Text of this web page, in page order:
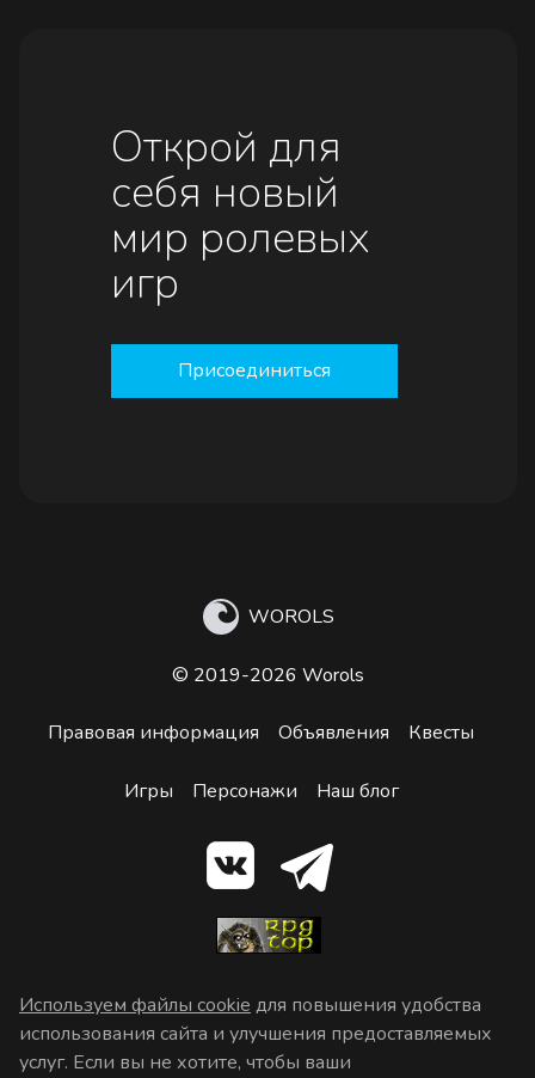
Открой для
себя новый
мир ролевых
игр
Присоединиться
WOROLS
© 2019-2026 Worols
Правовая информация Объявления Квесты
Игры Персонажи Наш блог
Используем файлы cookie для повышения удобства
использования сайта и улучшения предоставляемых
услуг. Если вы не хотите, чтобы ваши